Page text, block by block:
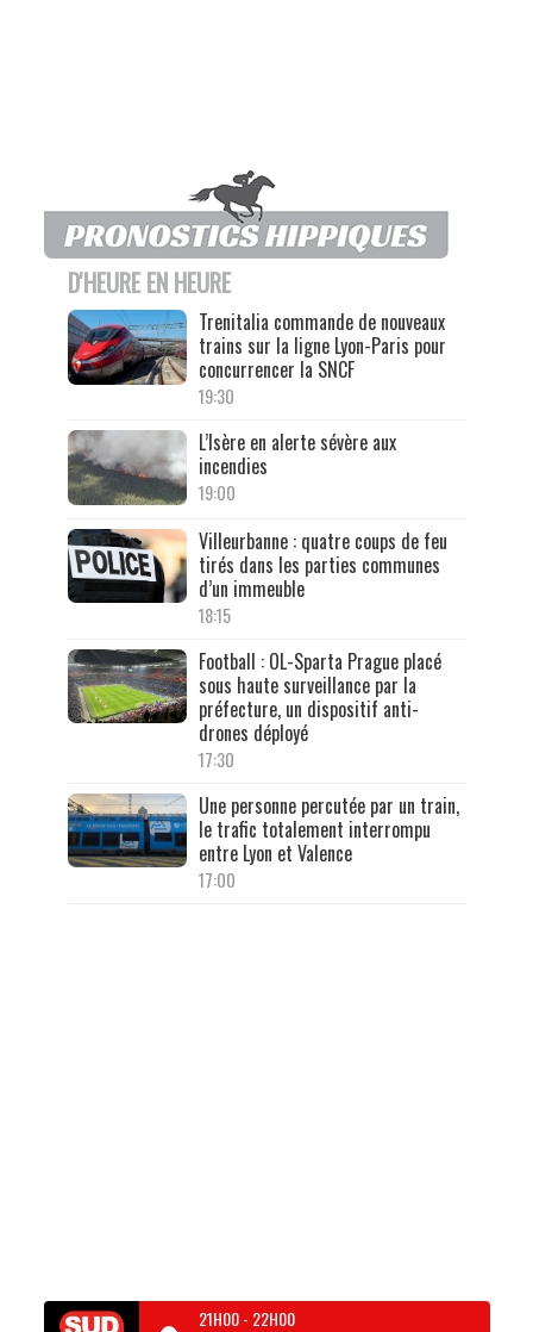
D'HEURE EN HEURE
Trenitalia commande de nouveaux
trains sur la ligne Lyon-Paris pour
concurrencer la SNCF
19:30
L’Isère en alerte sévère aux
incendies
19:00
Villeurbanne : quatre coups de feu
tirés dans les parties communes
d’un immeuble
18:15
Football : OL-Sparta Prague placé
sous haute surveillance par la
préfecture, un dispositif anti-
drones déployé
17:30
Une personne percutée par un train,
le trafic totalement interrompu
entre Lyon et Valence
17:00
21H00- 22H00